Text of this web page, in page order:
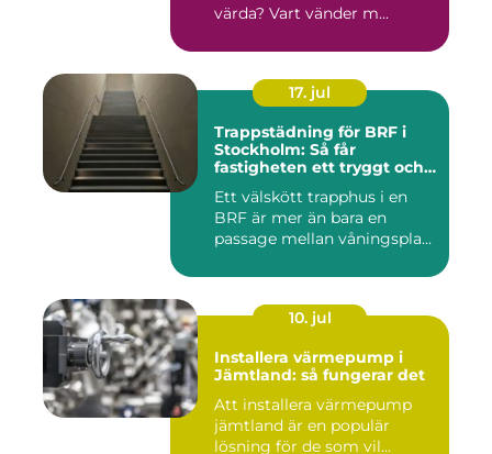
värda? Vart vänder m...
17. jul
Trappstädning för BRF i
Stockholm: Så får
fastigheten ett tryggt och
Ett välskött trapphus i en
BRF är mer än bara en
passage mellan våningspla...
10. jul
Installera värmepump i
Jämtland: så fungerar det
Att installera värmepump
jämtland är en populär
lösning för de som vil...